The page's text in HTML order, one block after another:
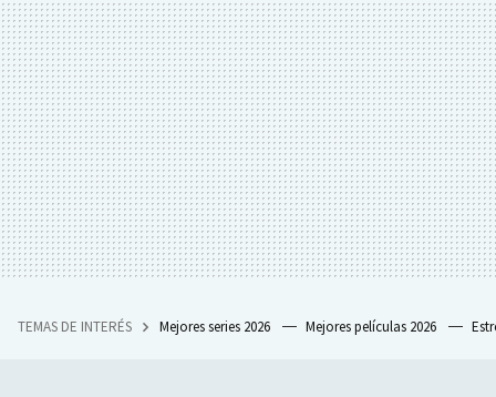
TEMAS DE INTERÉS Mejores series 2026 Mejores películas 2026